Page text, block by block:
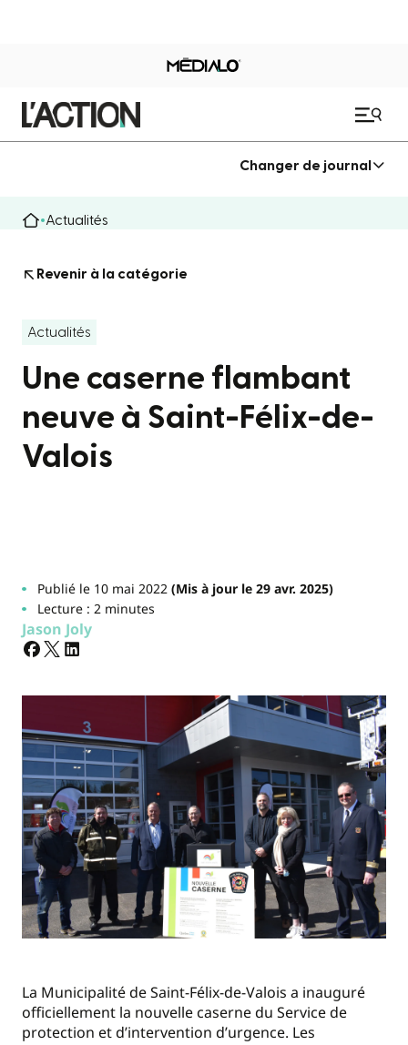
Changer de journal
Actualités
Revenir à la catégorie
Actualités
Une caserne flambant
neuve à Saint-Félix-de-
Valois
Publié le 10 mai 2022(Mis à jour le 29 avr. 2025)
Lecture : 2 minutes
Jason Joly
La Municipalité de Saint-Félix-de-Valois a inauguré
officiellement la nouvelle caserne du Service de
protection et d’intervention d’urgence. Les